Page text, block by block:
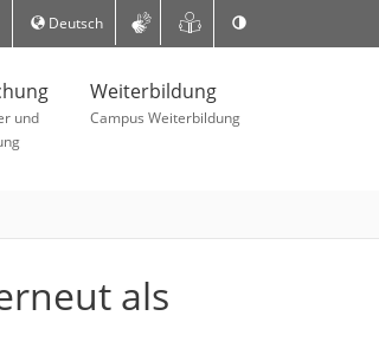
Deutsch
und
Weiterbildung
Campus Weiterbildung
als